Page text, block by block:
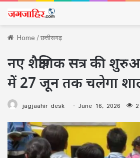
Home/छत्तीसगढ़
नए शैक्षणिक सत्र की
में 27 जून तक चलेगा
jagjaahir desk June 16, 2026 2